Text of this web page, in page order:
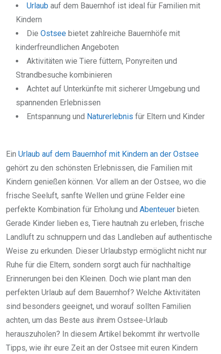
Urlaub auf dem Bauernhof ist ideal für Familien mit
Kindern
Die Ostsee bietet zahlreiche Bauernhöfe mit
kinderfreundlichen Angeboten
Aktivitäten wie Tiere füttern, Ponyreiten und
Strandbesuche kombinieren
Achtet auf Unterkünfte mit sicherer Umgebung und
spannenden Erlebnissen
Entspannung und Naturerlebnis für Eltern und Kinder
Ein Urlaub auf dem Bauernhof mit Kindern an der Ostsee
gehört zu den schönsten Erlebnissen, die Familien mit
Kindern genießen können. Vor allem an der Ostsee, wo die
frische Seeluft, sanfte Wellen und grüne Felder eine
perfekte Kombination für Erholung und Abenteuer bieten.
Gerade Kinder lieben es, Tiere hautnah zu erleben, frische
Landluft zu schnuppern und das Landleben auf authentische
Weise zu erkunden. Dieser Urlaubstyp ermöglicht nicht nur
Ruhe für die Eltern, sondern sorgt auch für nachhaltige
Erinnerungen bei den Kleinen. Doch wie plant man den
perfekten Urlaub auf dem Bauernhof? Welche Aktivitäten
sind besonders geeignet, und worauf sollten Familien
achten, um das Beste aus ihrem Ostsee-Urlaub
herauszuholen? In diesem Artikel bekommt ihr wertvolle
Tipps, wie ihr eure Zeit an der Ostsee mit euren Kindern